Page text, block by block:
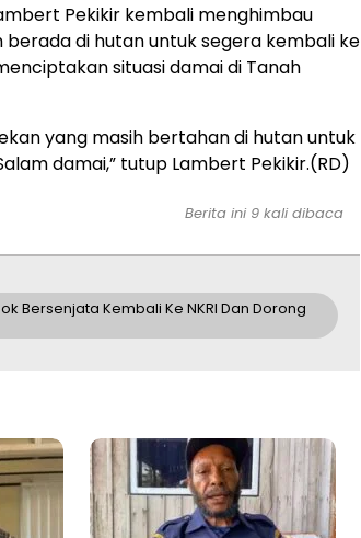
Pekikir kembali menghimbau
di hutan untuk segera kembali ke
situasi damai di Tanah
yang masih bertahan di hutan untuk
damai,” tutup Lambert Pekikir.(RD)
Berita ini 9 kali dibaca
Bersenjata Kembali Ke NKRI Dan Dorong